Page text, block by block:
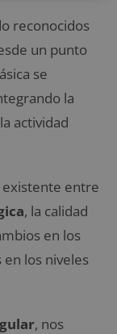
reconocidos
un punto
se
la
actividad
existente entre
, la calidad
en los
en los niveles
, nos